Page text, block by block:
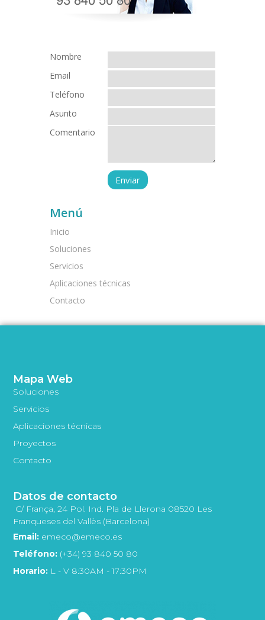
Nombre
Email
Teléfono
Asunto
Comentario
Menú
Inicio
Soluciones
Servicios
Aplicaciones técnicas
Contacto
Mapa Web
Soluciones
Servicios
Aplicaciones técnicas
Proyectos
Contacto
Datos de contacto
C/ França, 24 Pol. Ind. Pla de Llerona 08520 Les
Franqueses del Vallès (Barcelona)
Email: emeco@emeco.es
Teléfono: (+34) 93 840 50 80
Horario: L - V 8:30AM - 17:30PM